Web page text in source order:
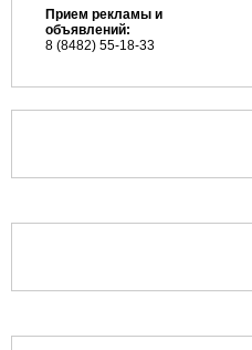
Прием рекламы и
объявлений:
8 (8482) 55-18-33